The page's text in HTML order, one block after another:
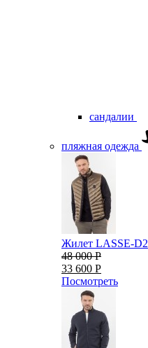
сандалии
пляжная одежда
Жилет LASSE-D2
48 000 Р
33 600 Р
Посмотреть